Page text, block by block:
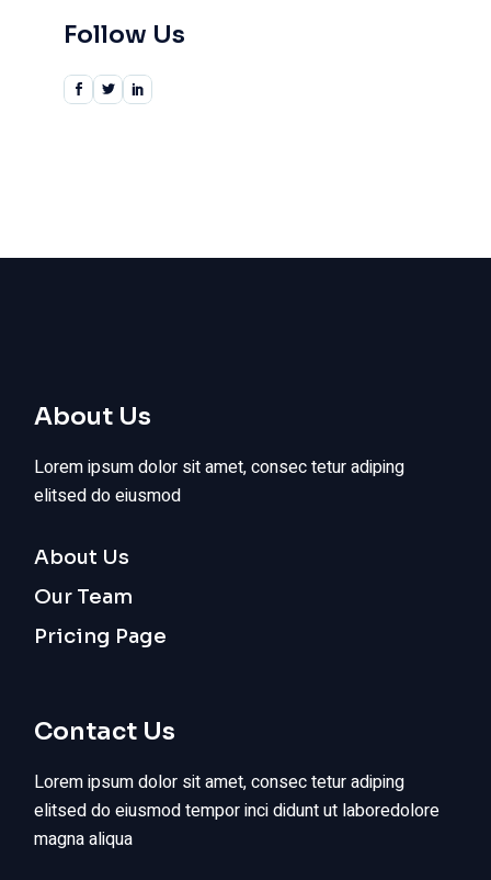
Follow Us
About Us
Lorem ipsum dolor sit amet, consec tetur adiping
elitsed do eiusmod
About Us
Our Team
Pricing Page
Contact Us
Lorem ipsum dolor sit amet, consec tetur adiping
elitsed do eiusmod tempor inci didunt ut laboredolore
magna aliqua